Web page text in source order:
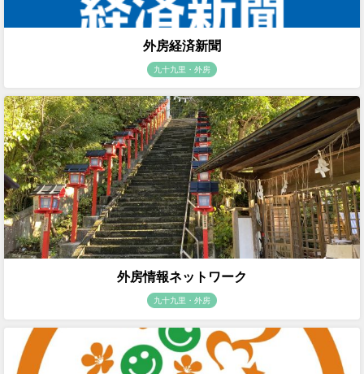
外房経済新聞
九十九里・外房
外房情報ネットワーク
九十九里・外房